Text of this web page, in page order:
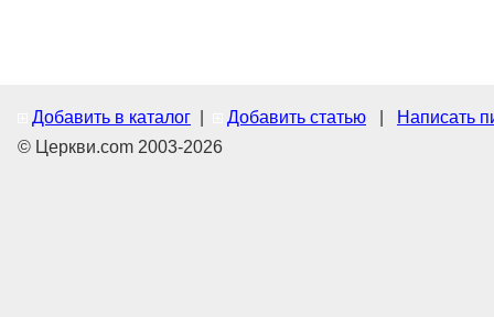
Добавить в каталог Добавить статью
Написать
© Церкви.com 2003-2026